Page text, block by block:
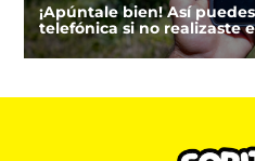
¡Apúntale bien! Así
telefónica si no realizaste